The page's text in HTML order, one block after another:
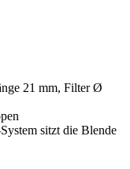
21 mm, Filter Ø
sitzt die Blende